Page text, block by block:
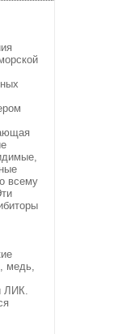
всему
медь,
ЛИК.